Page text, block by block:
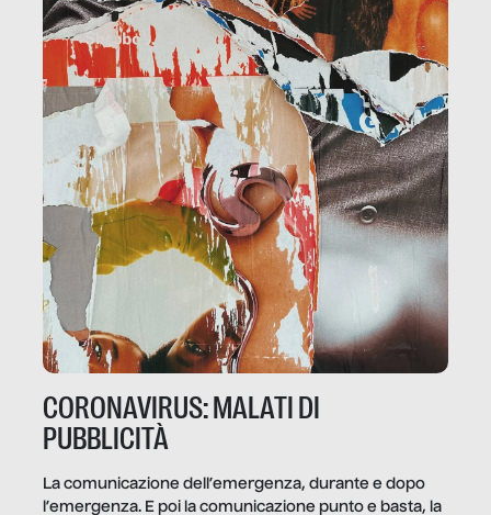
CORONAVIRUS: MALATI DI
PUBBLICITÀ
La comunicazione dell’emergenza, durante e dopo
l’emergenza. E poi la comunicazione punto e basta, la